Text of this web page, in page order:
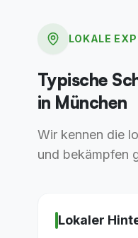
LOKALE
Typische
in München
Wir kennen die
und bekämpfen
Lokaler